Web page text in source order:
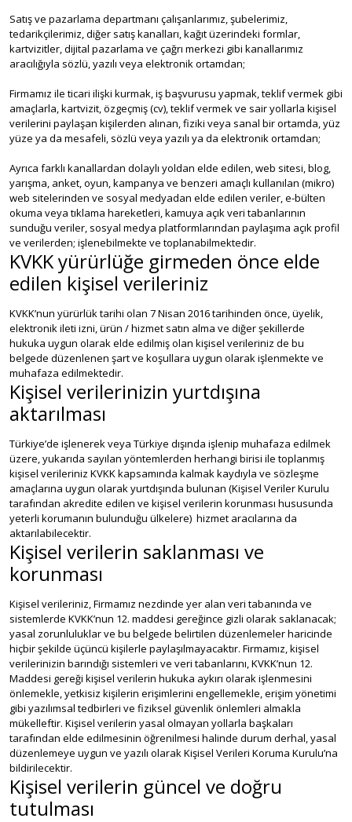
Satış ve pazarlama departmanı çalışanlarımız, şubelerimiz,
tedarikçilerimiz, diğer satış kanalları, kağıt üzerindeki formlar,
kartvizitler, dijital pazarlama ve çağrı merkezi gibi kanallarımız
aracılığıyla sözlü, yazılı veya elektronik ortamdan;
Firmamız ile ticari ilişki kurmak, iş başvurusu yapmak, teklif vermek gibi
amaçlarla, kartvizit, özgeçmiş (cv), teklif vermek ve sair yollarla kişisel
verilerini paylaşan kişilerden alınan, fiziki veya sanal bir ortamda, yüz
yüze ya da mesafeli, sözlü veya yazılı ya da elektronik ortamdan;
Ayrıca farklı kanallardan dolaylı yoldan elde edilen, web sitesi, blog,
yarışma, anket, oyun, kampanya ve benzeri amaçlı kullanılan (mikro)
web sitelerinden ve sosyal medyadan elde edilen veriler, e-bülten
okuma veya tıklama hareketleri, kamuya açık veri tabanlarının
sunduğu veriler, sosyal medya platformlarından paylaşıma açık profil
ve verilerden; işlenebilmekte ve toplanabilmektedir.
KVKK yürürlüğe girmeden önce elde
edilen kişisel verileriniz
KVKK’nun yürürlük tarihi olan 7 Nisan 2016 tarihinden önce, üyelik,
elektronik ileti izni, ürün / hizmet satın alma ve diğer şekillerde
hukuka uygun olarak elde edilmiş olan kişisel verileriniz de bu
belgede düzenlenen şart ve koşullara uygun olarak işlenmekte ve
muhafaza edilmektedir.
Kişisel verilerinizin yurtdışına
aktarılması
Türkiye’de işlenerek veya Türkiye dışında işlenip muhafaza edilmek
üzere, yukarıda sayılan yöntemlerden herhangi birisi ile toplanmış
kişisel verileriniz KVKK kapsamında kalmak kaydıyla ve sözleşme
amaçlarına uygun olarak yurtdışında bulunan (Kişisel Veriler Kurulu
tarafından akredite edilen ve kişisel verilerin korunması hususunda
yeterli korumanın bulunduğu ülkelere) hizmet aracılarına da
aktarılabilecektir.
Kişisel verilerin saklanması ve
korunması
Kişisel verileriniz, Firmamız nezdinde yer alan veri tabanında ve
sistemlerde KVKK’nun 12. maddesi gereğince gizli olarak saklanacak;
yasal zorunluluklar ve bu belgede belirtilen düzenlemeler haricinde
hiçbir şekilde üçüncü kişilerle paylaşılmayacaktır. Firmamız, kişisel
verilerinizin barındığı sistemleri ve veri tabanlarını, KVKK’nun 12.
Maddesi gereği kişisel verilerin hukuka aykırı olarak işlenmesini
önlemekle, yetkisiz kişilerin erişimlerini engellemekle, erişim yönetimi
gibi yazılımsal tedbirleri ve fiziksel güvenlik önlemleri almakla
mükelleftir. Kişisel verilerin yasal olmayan yollarla başkaları
tarafından elde edilmesinin öğrenilmesi halinde durum derhal, yasal
düzenlemeye uygun ve yazılı olarak Kişisel Verileri Koruma Kurulu’na
bildirilecektir.
Kişisel verilerin güncel ve doğru
tutulması